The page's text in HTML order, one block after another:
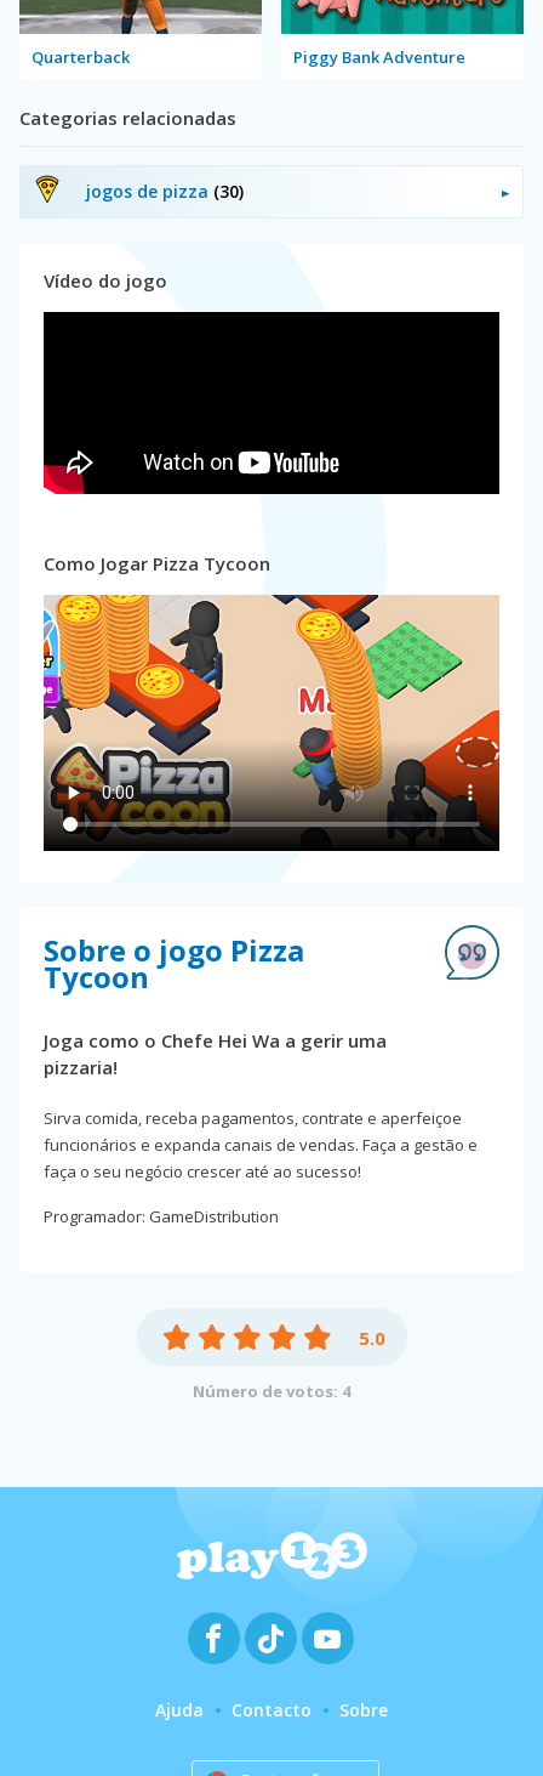
Quarterback Piggy Bank Adventure
Categorias relacionadas
jogos de pizza (30)
Vídeo do jogo
Como Jogar Pizza Tycoon
Sobre o jogo Pizza
Tycoon
Joga como o Chefe Hei Wa a gerir uma
pizzaria!
Sirva comida, receba pagamentos, contrate e aperfeiçoe
funcionários e expanda canais de vendas. Faça a gestão e
faça o seu negócio crescer até ao sucesso!
Programador: GameDistribution
5.0
Número de votos: 4
Ajuda Contacto Sobre